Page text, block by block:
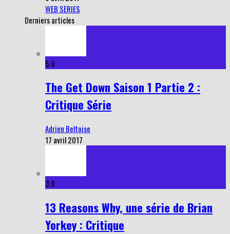
WEB SERIES
Derniers articles
5.0
The Get Down Saison 1 Partie 2 :
Critique Série
Adrien Beltoise
17 avril 2017
3.0
13 Reasons Why, une série de Brian
Yorkey : Critique